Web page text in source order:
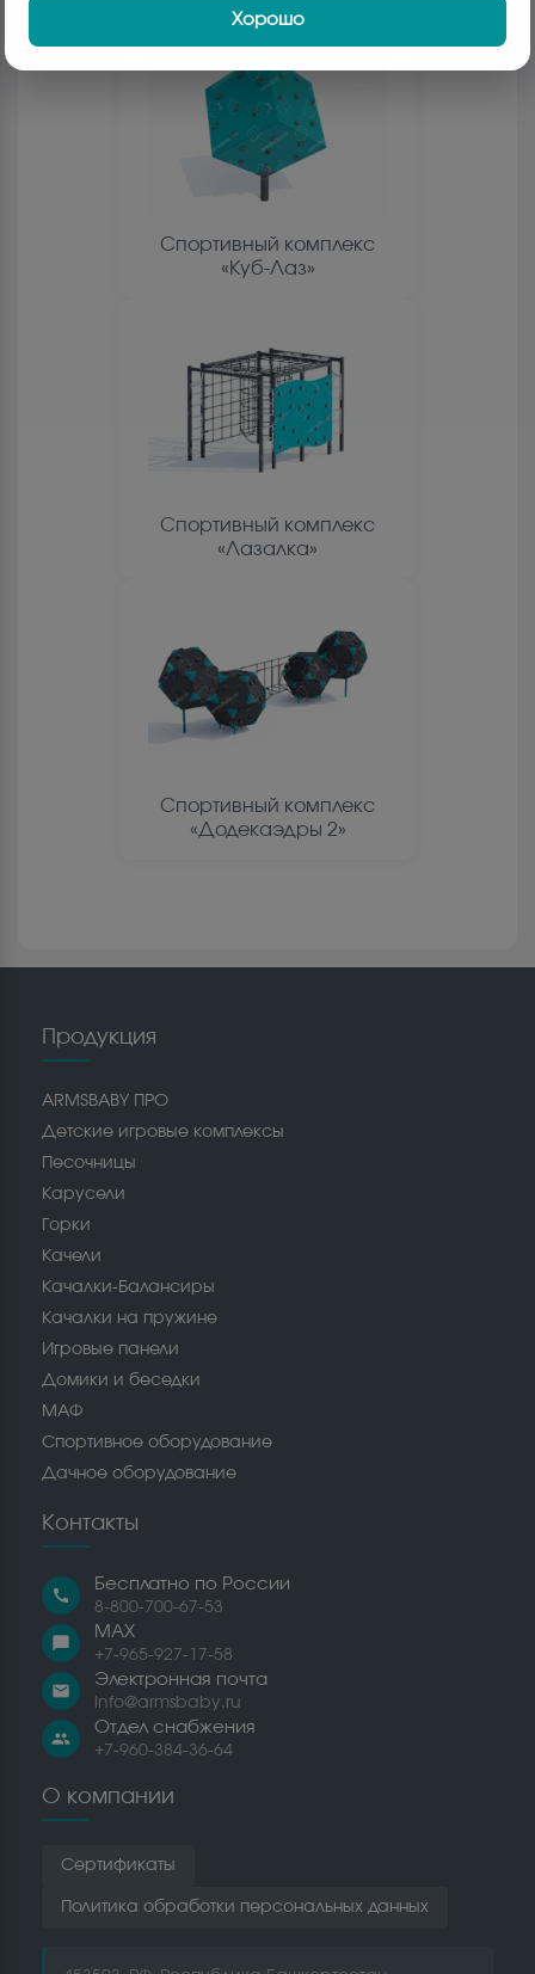
Спортивный комплекс
«Куб-Лаз»
Спортивный комплекс
«Лазалка»
Спортивный комплекс
«Додекаэдры 2»
Продукция
ARMSBABY ПРО
Детские игровые комплексы
Песочницы
Карусели
Горки
Качели
Качалки-Балансиры
Качалки на пружине
Игровые панели
Домики и беседки
МАФ
Спортивное оборудование
Дачное оборудование
Контакты
call
Бесплатно по России
8-800-700-67-53
chat_bubble
MAX
+7-965-927-17-58
email
Электронная почта
info@armsbaby.ru
people
Отдел снабжения
+7-960-384-36-64
О компании
Сертификаты
Политика обработки персональных данных
Хорошо